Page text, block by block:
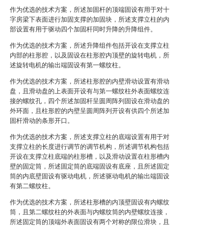
作为优选的技术方案，所述加固杆的顶端固设有用于对十
字房梁下表面进行加固支撑的加固块，所述支撑立柱的内
部设置有用于驱动四个加固杆同时升降的升降组件。
作为优选的技术方案，所述升降组件包括开设在支撑立柱
内部的柱形腔，以及固设在柱形腔内顶壁的旋转电机，所
述旋转电机的输出端固设有第一螺纹柱。
作为优选的技术方案，所述柱形腔的内壁滑动设置有滑动
盘，且滑动盘的上表面开设有与第一螺纹柱外表面螺纹连
接的螺纹孔，四个所述加固杆呈圆周阵列固设在滑动盘的
外环面，且柱形腔的内壁呈圆周阵列开设有供四个所述加
固杆滑动的条形开口。
作为优选的技术方案，所述支撑立柱的底端设置有用于对
支撑立柱的长度进行调节的调节机构，所述调节机构包括
开设在支撑立柱底端的柱形槽，以及滑动设置在柱形槽内
壁的固定筒，所述固定筒的底端固设有底座，且所述固定
筒的内底壁固设有驱动电机，所述驱动电机的输出端固设
有第二螺纹柱。
作为优选的技术方案，所述柱形槽的内顶壁固设有内螺纹
筒，且第二螺纹柱的外表面与内螺纹筒的内壁螺纹连接，
所述固定筒的顶端外表面固设有两个对称的限位滑块，且